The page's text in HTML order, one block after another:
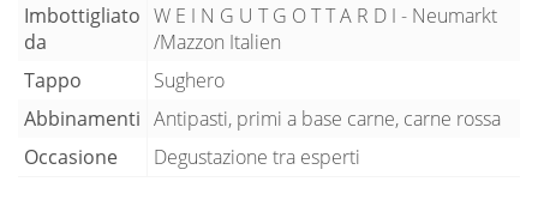
Imbottigliato
da
W E I N G U T G O T T A R D I - Neumarkt
/Mazzon Italien
Tappo
Sughero
Abbinamenti Antipasti, primi a base carne, carne rossa
Occasione
Degustazione tra esperti